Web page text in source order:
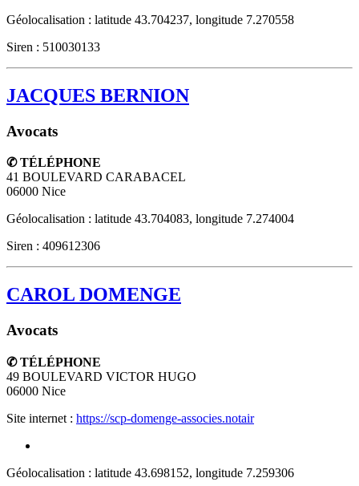
Géolocalisation : latitude 43.704237, longitude 7.270558
Siren : 510030133
JACQUES BERNION
Avocats
✆ TÉLÉPHONE
41 BOULEVARD CARABACEL
06000 Nice
Géolocalisation : latitude 43.704083, longitude 7.274004
Siren : 409612306
CAROL DOMENGE
Avocats
✆ TÉLÉPHONE
49 BOULEVARD VICTOR HUGO
06000 Nice
Site internet : https://scp-domenge-associes.notair
Géolocalisation : latitude 43.698152, longitude 7.259306